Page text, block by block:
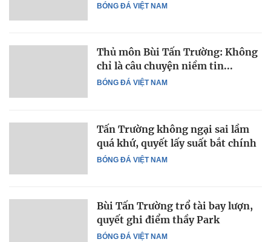
BÓNG ĐÁ VIỆT NAM
BÓNG ĐÁ VIỆT NAM
Thủ môn Bùi Tấn Trường: Không
chỉ là câu chuyện niềm tin...
BÓNG ĐÁ VIỆT NAM
Tấn Trường không ngại sai lầm
quá khứ, quyết lấy suất bắt chính
BÓNG ĐÁ VIỆT NAM
Bùi Tấn Trường trổ tài bay lượn,
quyết ghi điểm thầy Park